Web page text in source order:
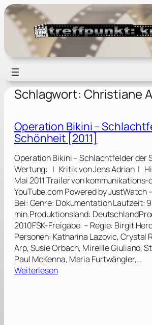
Zum
Inhalt
springen
Schlagwort: Christiane
Operation Bikini –
Schönheit [2011]
Operation Bikini – Schlachtfelder der
Wertung: | Kritik von Jens Adrian |
Mai 2011 Trailer von
YouTube.com Powered by
Bei: Genre: Dokumentation Laufzeit:
min.Produktionsland:
2010FSK-Freigabe: – Regie: Birgit
Personen: Katharina Lazovic, Crystal
Arp, Susie Orbach, Mireille Giuliano,
Paul McKenna, Maria Furtwängler,…
Weiterlesen: